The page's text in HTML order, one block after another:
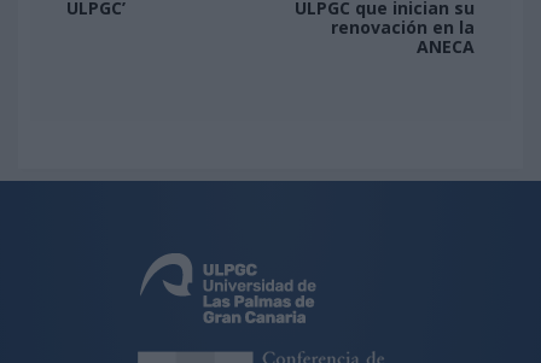
ULPGC’
ULPGC que inician su
renovación en la
ANECA